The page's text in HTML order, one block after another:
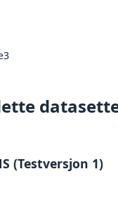
(Testversjon 1)